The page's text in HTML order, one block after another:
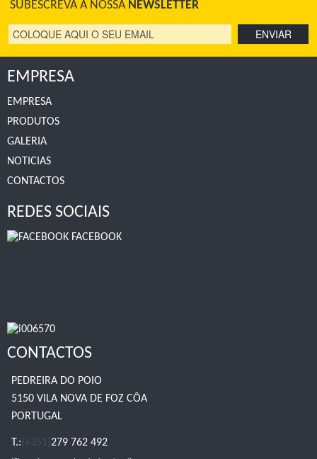
SUBESCREVA A NOSSA NEWSLETTER
EMPRESA
EMPRESA
PRODUTOS
GALERIA
NOTICIAS
CONTACTOS
REDES SOCIAIS
FACEBOOK
CONTACTOS
PEDREIRA DO POIO
5150 VILA NOVA DE FOZ CÔA
PORTUGAL
T.: (+351) 279 762 492